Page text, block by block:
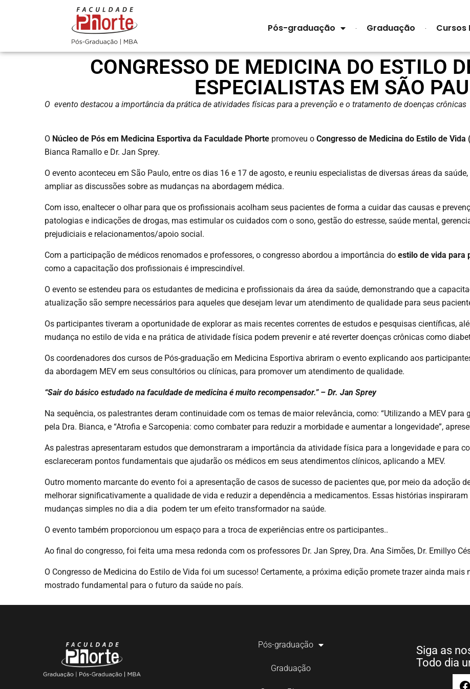
Pós-graduação Graduação Cursos
CONGRESSO DE MEDICINA DO ESTILO
ESPECIALISTAS EM SÃO
O evento destacou a importância da prática de atividades físicas para a prevenção e o tratamento de doenças crônicas
O Núcleo de Pós em Medicina Esportiva da Faculdade Phorte promoveu o Congresso de Medicina do Estilo de Vida
Bianca Ramallo e Dr. Jan Sprey.
O evento aconteceu em São Paulo, entre os dias 16 e 17 de agosto, e reuniu especialistas de diversas áreas da
ampliar as discussões sobre as mudanças na abordagem médica.
Com isso, enaltecer o olhar para que os profissionais acolham seus pacientes de forma a cuidar das causas e
patologias e indicações de drogas, mas estimular os cuidados com o sono, gestão do estresse, saúde mental,
prejudiciais e relacionamentos/apoio social.
Com a participação de médicos renomados e professores, o congresso abordou a importância do estilo de vida para
como a capacitação dos profissionais é imprescindível.
O evento se estendeu para os estudantes de medicina e profissionais da área da saúde, demonstrando que a
atualização são sempre necessários para aqueles que desejam levar um atendimento de qualidade para seus
Os participantes tiveram a oportunidade de explorar as mais recentes correntes de estudos e pesquisas científicas,
mudança no estilo de vida e na prática de atividade física podem prevenir e até reverter doenças crônicas como
Os coordenadores dos cursos de Pós-graduação em Medicina Esportiva abriram o evento explicando aos
da abordagem MEV em seus consultórios ou clínicas, para promover um atendimento de qualidade.
“Sair do básico estudado na faculdade de medicina é muito recompensador.” – Dr. Jan Sprey
Na sequência, os palestrantes deram continuidade com os temas de maior relevância, como: “Utilizando a MEV para
pela Dra. Bianca, e “Atrofia e Sarcopenia: como combater para reduzir a morbidade e aumentar a longevidade”,
As palestras apresentaram estudos que demonstraram a importância da atividade física para a longevidade e para
esclareceram pontos fundamentais que ajudarão os médicos em seus atendimentos clínicos, aplicando a MEV.
Outro momento marcante do evento foi a apresentação de casos de sucesso de pacientes que, por meio da adoção
melhorar significativamente a qualidade de vida e reduzir a dependência a medicamentos. Essas histórias
mudanças simples no dia a dia podem ter um efeito transformador na saúde.
O evento também proporcionou um espaço para a troca de experiências entre os participantes..
Ao final do congresso, foi feita uma mesa redonda com os professores Dr. Jan Sprey, Dra. Ana Simões, Dr. Emillyo
O Congresso de Medicina do Estilo de Vida foi um sucesso! Certamente, a próxima edição promete trazer ainda mais
mostrado fundamental para o futuro da saúde no país.
Pós-graduação
Graduação
Siga as
Todo dia